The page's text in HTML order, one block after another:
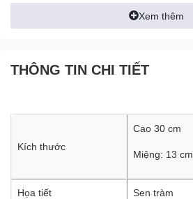
Xem thêm
THÔNG TIN CHI TIẾT
Kích thước
Cao 30 cm
Miệng: 13 cm
Họa tiết Sen tràm